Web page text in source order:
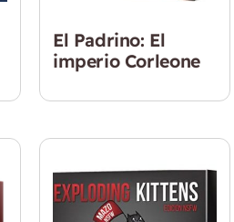
El Padrino: El
imperio Corleone